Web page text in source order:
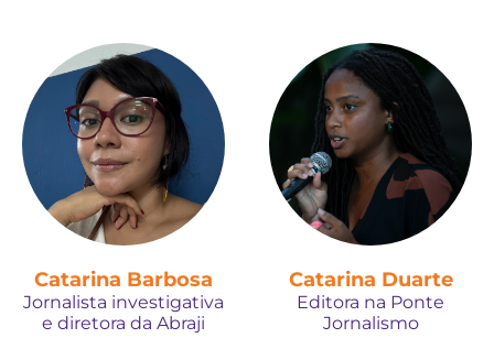
Catarina Barbosa
Jornalista investigativa
e diretora da Abraji
Catarina Duarte
Editora na Ponte
Jornalismo